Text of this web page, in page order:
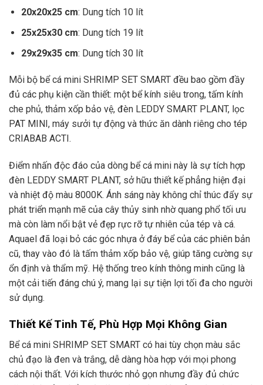
20x20x25 cm: Dung tích 10 lít
25x25x30 cm: Dung tích 19 lít
29x29x35 cm: Dung tích 30 lít
Mỗi bộ bể cá mini SHRIMP SET SMART đều bao gồm đầy
đủ các phụ kiện cần thiết: một bể kính siêu trong, tấm kính
che phủ, thảm xốp bảo vệ, đèn LEDDY SMART PLANT, lọc
PAT MINI, máy sưởi tự động và thức ăn dành riêng cho tép
CRIABAB ACTI.
Điểm nhấn độc đáo của dòng bể cá mini này là sự tích hợp
đèn LEDDY SMART PLANT, sở hữu thiết kế phẳng hiện đại
và nhiệt độ màu 8000K. Ánh sáng này không chỉ thúc đẩy sự
phát triển mạnh mẽ của cây thủy sinh nhờ quang phổ tối ưu
mà còn làm nổi bật vẻ đẹp rực rỡ tự nhiên của tép và cá.
Aquael đã loại bỏ các góc nhựa ở đáy bể của các phiên bản
cũ, thay vào đó là tấm thảm xốp bảo vệ, giúp tăng cường sự
ổn định và thẩm mỹ. Hệ thống treo kính thông minh cũng là
một cải tiến đáng chú ý, mang lại sự tiện lợi tối đa cho người
sử dụng.
Thiết Kế Tinh Tế, Phù Hợp Mọi Không Gian
Bể cá mini SHRIMP SET SMART có hai tùy chọn màu sắc
chủ đạo là đen và trắng, dễ dàng hòa hợp với mọi phong
cách nội thất. Với kích thước nhỏ gọn nhưng đầy đủ chức